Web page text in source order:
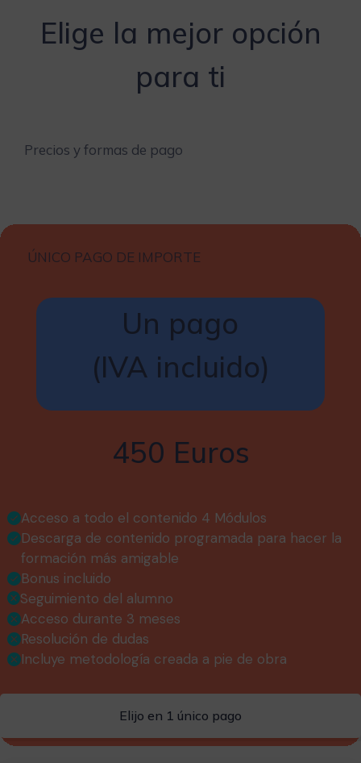
Elige la mejor opción
para ti
Precios y formas de pago
ÚNICO PAGO DE IMPORTE
Un pago
(IVA incluido)
450 Euros
Acceso a todo el contenido 4 Módulos
Descarga de contenido programada para hacer la
formación más amigable
Bonus incluido
Seguimiento del alumno
Acceso durante 3 meses
Resolución de dudas
Incluye metodología creada a pie de obra
Elijo en 1 único pago